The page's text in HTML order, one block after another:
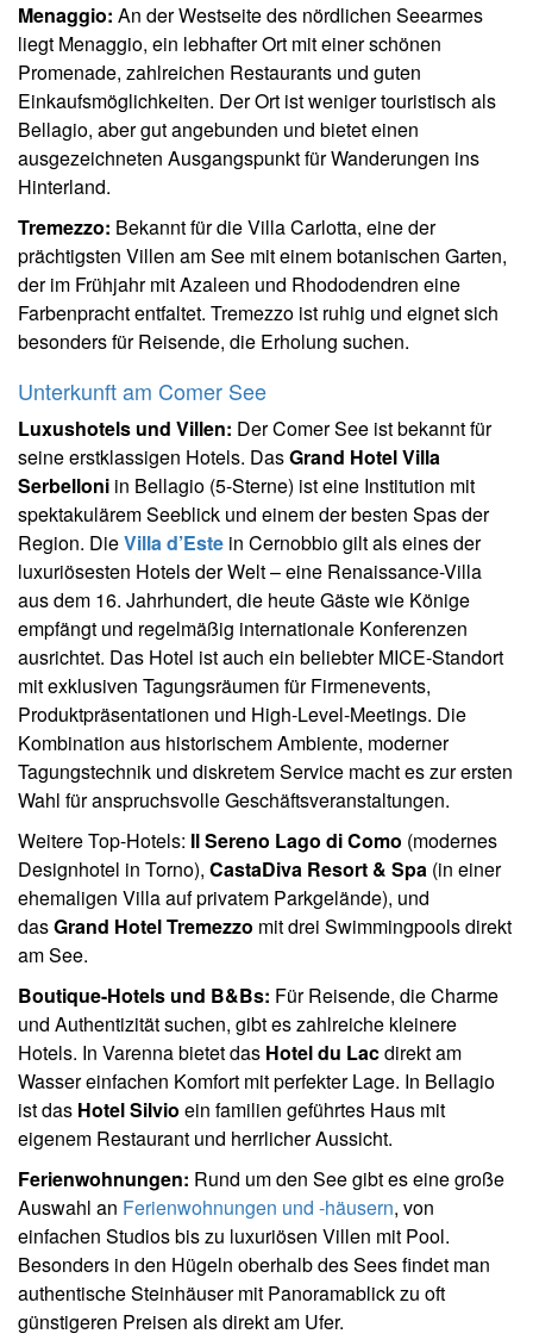
Menaggio: An der Westseite des nördlichen Seearmes
liegt Menaggio, ein lebhafter Ort mit einer schönen
Promenade, zahlreichen Restaurants und guten
Einkaufsmöglichkeiten. Der Ort ist weniger touristisch als
Bellagio, aber gut angebunden und bietet einen
ausgezeichneten Ausgangspunkt für Wanderungen ins
Hinterland.
Tremezzo: Bekannt für die Villa Carlotta, eine der
prächtigsten Villen am See mit einem botanischen Garten,
der im Frühjahr mit Azaleen und Rhododendren eine
Farbenpracht entfaltet. Tremezzo ist ruhig und eignet sich
besonders für Reisende, die Erholung suchen.
Unterkunft am Comer See
Luxushotels und Villen: Der Comer See ist bekannt für
seine erstklassigen Hotels. DasGrand Hotel Villa
Serbelloni in Bellagio (5-Sterne) ist eine Institution mit
spektakulärem Seeblick und einem der besten Spas der
Region. DieVilla d’Este in Cernobbio gilt als eines der
luxuriösesten Hotels der Welt – eine Renaissance-Villa
aus dem 16. Jahrhundert, die heute Gäste wie Könige
empfängt und regelmäßig internationale Konferenzen
ausrichtet. Das Hotel ist auch ein beliebter MICE-Standort
mit exklusiven Tagungsräumen für Firmenevents,
Produktpräsentationen und High-Level-Meetings. Die
Kombination aus historischem Ambiente, moderner
Tagungstechnik und diskretem Service macht es zur ersten
Wahl für anspruchsvolle Geschäftsveranstaltungen.
Weitere Top-Hotels: Il Sereno Lago di Como (modernes
Designhotel in Torno), CastaDiva Resort & Spa (in einer
ehemaligen Villa auf privatem Parkgelände), und
dasGrand Hotel Tremezzo mit drei Swimmingpools direkt
am See.
Boutique-Hotels und B&Bs: Für Reisende, die Charme
und Authentizität suchen, gibt es zahlreiche kleinere
Hotels. In Varenna bietet das Hotel du Lacdirekt am
Wasser einfachen Komfort mit perfekter Lage. In Bellagio
ist das Hotel Silvio ein familien geführtes Haus mit
eigenem Restaurant und herrlicher Aussicht.
Ferienwohnungen: Rund um den See gibt es eine große
Auswahl an Ferienwohnungen und -häusern, von
einfachen Studios bis zu luxuriösen Villen mit Pool.
Besonders in den Hügeln oberhalb des Sees findet man
authentische Steinhäuser mit Panoramablick zu oft
günstigeren Preisen als direkt am Ufer.